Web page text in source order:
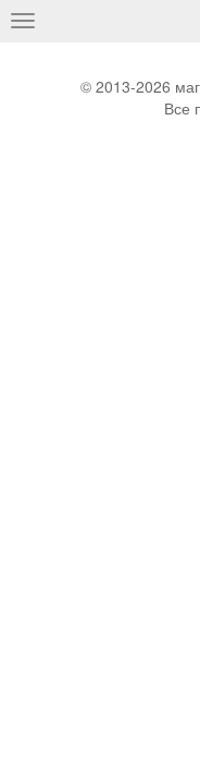
Basculer
© 2013-2026
Все